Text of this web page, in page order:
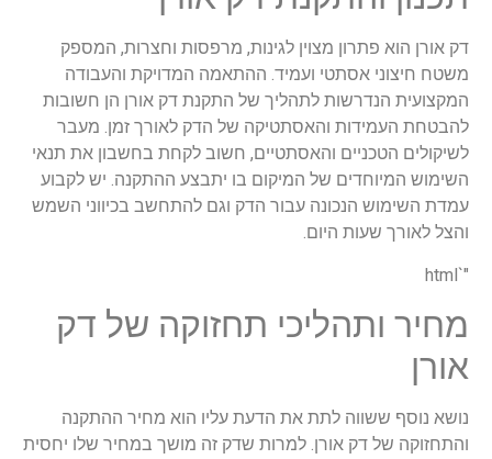
דק אורן הוא פתרון מצוין לגינות, מרפסות וחצרות, המספק
משטח חיצוני אסתטי ועמיד. ההתאמה המדויקת והעבודה
המקצועית הנדרשות לתהליך של התקנת דק אורן הן חשובות
להבטחת העמידות והאסתטיקה של הדק לאורך זמן. מעבר
לשיקולים הטכניים והאסתטיים, חשוב לקחת בחשבון את תנאי
השימוש המיוחדים של המיקום בו יתבצע ההתקנה. יש לקבוע
עמדת השימוש הנכונה עבור הדק וגם להתחשב בכיווני השמש
והצל לאורך שעות היום.
"`html
מחיר ותהליכי תחזוקה של דק
אורן
נושא נוסף ששווה לתת את הדעת עליו הוא מחיר ההתקנה
והתחזוקה של דק אורן. למרות שדק זה מושך במחיר שלו יחסית